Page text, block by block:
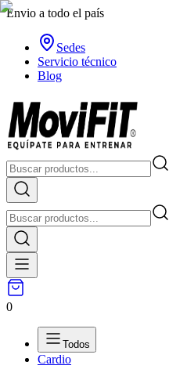
Envio a todo el país
Sedes
Servicio técnico
Blog
0
Todos
Cardio